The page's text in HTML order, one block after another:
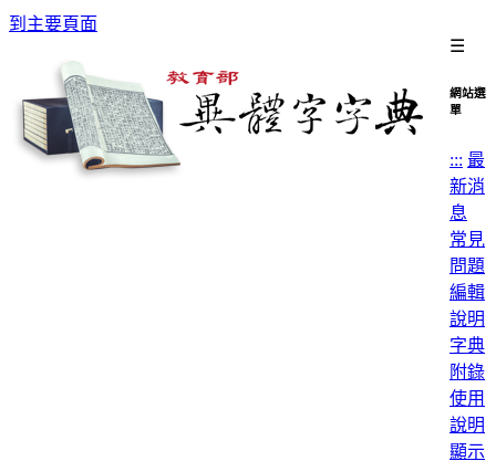
到主要頁面
☰
網站選
單
::: 最
新消
息
常見
問題
編輯
說明
字典
附錄
使用
說明
顯示